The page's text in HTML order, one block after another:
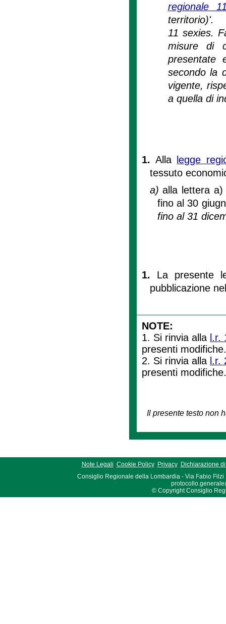
regionale
territorio)'.
11 sexies.
misure di
presentate
secondo la
vigente,
a quella di
1.Alla
legge
tessuto
a)alla lettera
fino al 30
fino al 31
1. La presente
pubblicazione
NOTE:
1. Si rinvia alla l.r.
presenti
2. Si rinvia alla l.r.
presenti
Il presente testo non
Note Legali Cookie Policy Privacy
Dichiarazione
Consiglio Regionale della Lombardia - Via Fabio Filzi
© Copyright Consiglio